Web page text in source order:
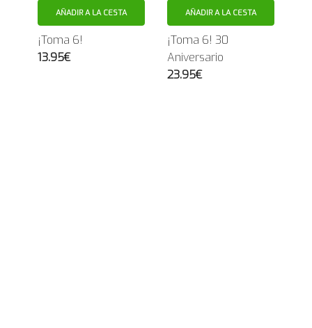
AÑADIR A LA CESTA
¡Toma 6!
13.95€
AÑADIR A LA CESTA
¡Toma 6! 30
Aniversario
23.95€